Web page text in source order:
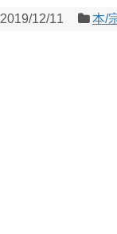
2019/12/11 本/